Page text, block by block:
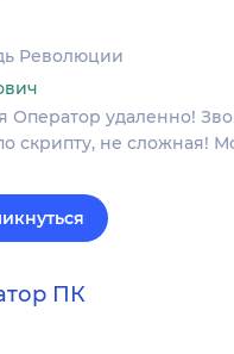
Революции
Оператор удаленно!
скрипту, не сложная!
ПК